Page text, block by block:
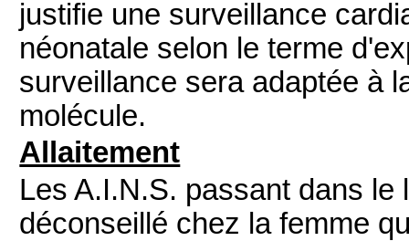
justifie une surveillance
néonatale selon le terme
surveillance sera adaptée à
molécule.
Allaitement
Les A.I.N.S. passant dans
déconseillé chez la femme